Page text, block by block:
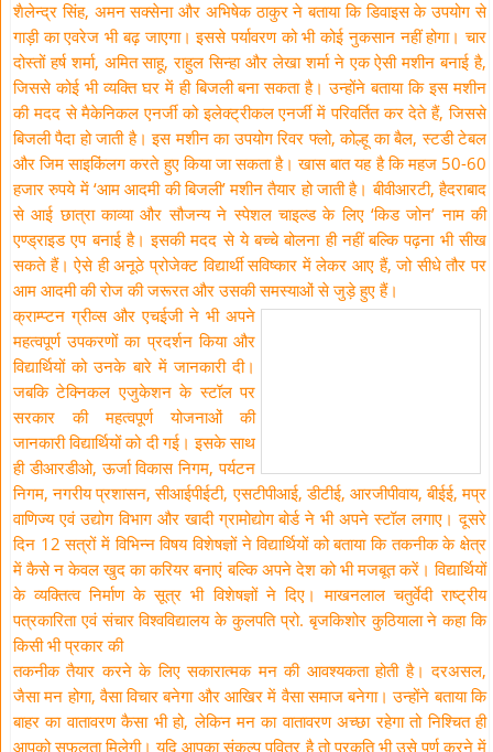
शैलेन्द्र सिंह, अमन सक्सेना और अभिषेक ठाकुर ने बताया कि डिवाइस के उपयोग से
गाड़ी का एवरेज भी बढ़ जाएगा। इससे पर्यावरण को भी कोई नुकसान नहीं होगा। चार
दोस्तों हर्ष शर्मा, अमित साहू, राहुल सिन्हा और लेखा शर्मा ने एक ऐसी मशीन बनाई है,
जिससे कोई भी व्यक्ति घर में ही बिजली बना सकता है। उन्होंने बताया कि इस मशीन
की मदद से मैकेनिकल एनर्जी को इलेक्ट्रीकल एनर्जी में परिवर्तित कर देते हैं, जिससे
बिजली पैदा हो जाती है। इस मशीन का उपयोग रिवर फ्लो, कोल्हू का बैल, स्टडी टेबल
और जिम साइकिंलग करते हुए किया जा सकता है। खास बात यह है कि महज 50-60
हजार रुपये में ‘आम आदमी की बिजली’ मशीन तैयार हो जाती है। बीवीआरटी, हैदराबाद
से आई छात्रा काव्या और सौजन्य ने स्पेशल चाइल्ड के लिए ‘किड जोन’ नाम की
एण्ड्राइड एप बनाई है। इसकी मदद से ये बच्चे बोलना ही नहीं बल्कि पढ़ना भी सीख
सकते हैं। ऐसे ही अनूठे प्रोजेक्ट विद्यार्थी सविष्कार में लेकर आए हैं, जो सीधे तौर पर
आम आदमी की रोज की जरूरत और उसकी समस्याओं से जुड़े हुए हैं।
क्राम्प्टन ग्रीव्स और एचईजी ने भी अपने
महत्वपूर्ण उपकरणों का प्रदर्शन किया और
विद्यार्थियों को उनके बारे में जानकारी दी।
जबकि टेक्निकल एजुकेशन के स्टॉल पर
सरकार की महत्वपूर्ण योजनाओं की
जानकारी विद्यार्थियों को दी गई। इसके साथ
ही डीआरडीओ, ऊर्जा विकास निगम, पर्यटन
निगम, नगरीय प्रशासन, सीआईपीईटी, एसटीपीआई, डीटीई, आरजीपीवाय, बीईई, मप्र
वाणिज्य एवं उद्योग विभाग और खादी ग्रामोद्योग बोर्ड ने भी अपने स्टॉल लगाए। दूसरे
दिन 12 सत्रों में विभिन्न विषय विशेषज्ञों ने विद्यार्थियों को बताया कि तकनीक के क्षेत्र
में कैसे न केवल खुद का करियर बनाएं बल्कि अपने देश को भी मजबूत करें। विद्यार्थियों
के व्यक्तित्व निर्माण के सूत्र भी विशेषज्ञों ने दिए। माखनलाल चतुर्वेदी राष्ट्रीय
पत्रकारिता एवं संचार विश्वविद्यालय के कुलपति प्रो. बृजकिशोर कुठियाला ने कहा कि
किसी भी प्रकार की
तकनीक तैयार करने के लिए सकारात्मक मन की आवश्यकता होती है। दरअसल,
जैसा मन होगा, वैसा विचार बनेगा और आखिर में वैसा समाज बनेगा। उन्होंने बताया कि
बाहर का वातावरण कैसा भी हो, लेकिन मन का वातावरण अच्छा रहेगा तो निश्चित ही
आपको सफलता मिलेगी। यदि आपका संकल्प पवित्र है तो प्रकृति भी उसे पूर्ण करने में